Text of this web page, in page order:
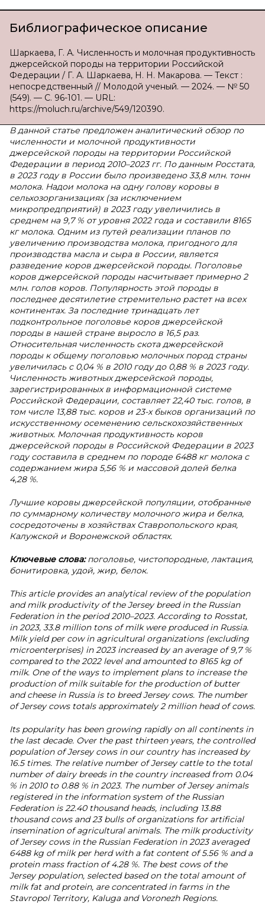
Библиографическое описание
Шаркаева, Г. А. Численность и молочная продуктивность
джерсейской породы на территории Российской
Федерации / Г. А. Шаркаева, Н. Н. Макарова. — Текст :
непосредственный // Молодой ученый. — 2024. — № 50
(549). — С. 96-101. — URL:
https://moluch.ru/archive/549/120390.
В данной статье предложен аналитический обзор по
численности и молочной продуктивности
джерсейской породы на территории Российской
Федерации в период 2010–2023 гг. По данным Росстата,
в 2023 году в России было произведено 33,8 млн. тонн
молока. Надои молока на одну голову коровы в
сельхозорганизациях (за исключением
микропредприятий) в 2023 году увеличились в
среднем на 9,7 % от уровня 2022 года и составили 8165
кг молока. Одним из путей реализации планов по
увеличению производства молока, пригодного для
производства масла и сыра в России, является
разведение коров джерсейской породы. Поголовье
коров джерсейской породы насчитывает примерно 2
млн. голов коров. Популярность этой породы в
последнее десятилетие стремительно растет на всех
континентах. За последние тринадцать лет
подконтрольное поголовье коров джерсейской
породы в нашей стране выросло в 16,5 раз.
Относительная численность скота джерсейской
породы к общему поголовью молочных пород страны
увеличилась с 0,04 % в 2010 году до 0,88 % в 2023 году.
Численность животных джерсейской породы,
зарегистрированных в информационной системе
Российской Федерации, составляет 22,40 тыс. голов, в
том числе 13,88 тыс. коров и 23-х быков организаций по
искусственному осеменению сельскохозяйственных
животных. Молочная продуктивность коров
джерсейской породы в Российской Федерации в 2023
году составила в среднем по породе 6488 кг молока с
содержанием жира 5,56 % и массовой долей белка
4,28 %.
Лучшие коровы джерсейской популяции, отобранные
по суммарному количеству молочного жира и белка,
сосредоточены в хозяйствах Ставропольского края,
Калужской и Воронежской областях.
Ключевые слова:поголовье, чистопородные, лактация,
бонитировка, удой, жир, белок.
This article provides an analytical review of the population
and milk productivity of the Jersey breed in the Russian
Federation in the period 2010–2023. According to Rosstat,
in 2023, 33.8 million tons of milk were produced in Russia.
Milk yield per cow in agricultural organizations (excluding
microenterprises) in 2023 increased by an average of 9,7 %
compared to the 2022 level and amounted to 8165 kg of
milk. One of the ways to implement plans to increase the
production of milk suitable for the production of butter
and cheese in Russia is to breed Jersey cows. The number
of Jersey cows totals approximately 2 million head of cows.
Its popularity has been growing rapidly on all continents in
the last decade. Over the past thirteen years, the controlled
population of Jersey cows in our country has increased by
16.5 times. The relative number of Jersey cattle to the total
number of dairy breeds in the country increased from 0.04
% in 2010 to 0.88 % in 2023. The number of Jersey animals
registered in the information system of the Russian
Federation is 22.40 thousand heads, including 13.88
thousand cows and 23 bulls of organizations for artificial
insemination of agricultural animals. The milk productivity
of Jersey cows in the Russian Federation in 2023 averaged
6488 kg of milk per herd with a fat content of 5.56 % and a
protein mass fraction of 4.28 %. The best cows of the
Jersey population, selected based on the total amount of
milk fat and protein, are concentrated in farms in the
Stavropol Territory, Kaluga and Voronezh Regions.